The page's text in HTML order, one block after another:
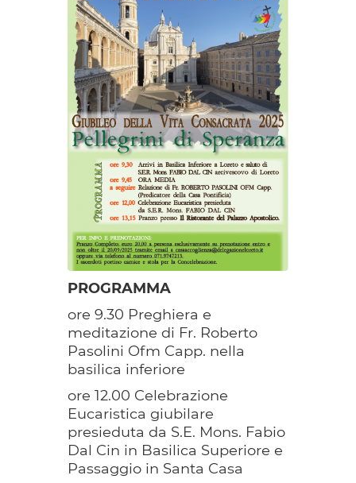
PROGRAMMA
ore 9.30 Preghiera e
meditazione di Fr. Roberto
Pasolini Ofm Capp. nella
basilica inferiore
ore 12.00 Celebrazione
Eucaristica giubilare
presieduta da S.E. Mons. Fabio
Dal Cin in Basilica Superiore e
Passaggio in Santa Casa